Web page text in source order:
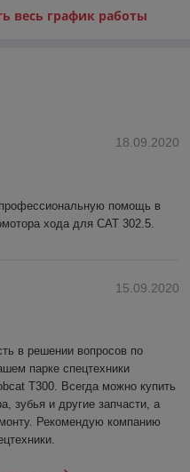
весь график работы
18.09.2020
помощь в
хода для САТ 302.5.
15.09.2020
в решении вопросов по
парке спецтехники
T300. Всегда можно купить
зубья и другие запчасти, а
Рекомендую компанию